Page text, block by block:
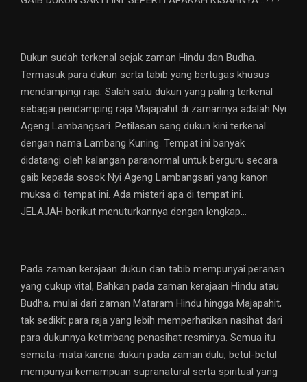
Dukun sudah terkenal sejak zaman Hindu dan Budha.
Termasuk para dukun serta tabib yang bertugas khusus
mendampingi raja. Salah satu dukun yang paling terkenal
sebagai pendamping raja Majapahit di zamannya adalah Nyi
Ageng Lambangsari. Petilasan sang dukun kini terkenal
dengan nama Lambang Kuning. Tempat ini banyak
didatangi oleh kalangan paranormal untuk berguru secara
gaib kepada sosok Nyi Ageng Lambangsari yang kanon
muksa di tempat ini. Ada misteri apa di tempat ini.
JELAJAH berikut menuturkannya dengan lengkap…
Pada zaman kerajaan dukun dan tabib mempunyai peranan
yang cukup vital, Bahkan pada zaman kerajaan Hindu atau
Budha, mulai dari zaman Mataram Hindu hingga Majapahit,
tak sedikit para raja yang lebih memperhatikan nasihat dari
para dukunnya ketimbang penasihat resminya. Semua itu
semata-mata karena dukun pada zaman dulu, betul-betul
mempunyai kemampuan supranatural serta spiritual yang